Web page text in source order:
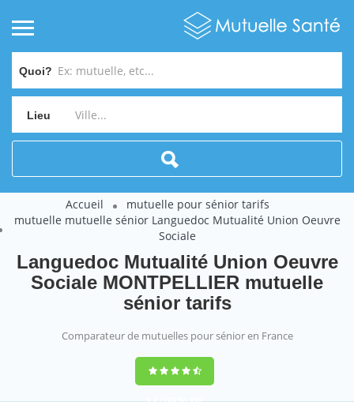
Quoi?
Lieu
Accueil
mutuelle pour sénior tarifs
mutuelle mutuelle sénior Languedoc Mutualité Union Oeuvre
Sociale
Languedoc Mutualité Union Oeuvre
Sociale MONTPELLIER mutuelle
sénior tarifs
Comparateur de mutuelles pour sénior en France
9,2(100%)452